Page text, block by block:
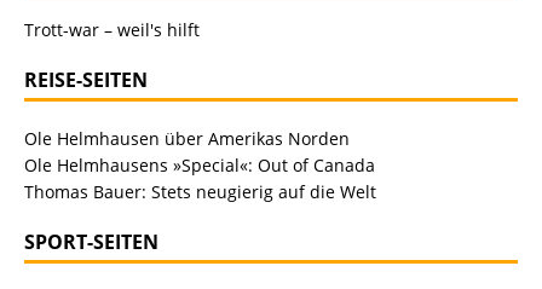
Trott-war – weil's hilft
REISE-SEITEN
Ole Helmhausen über Amerikas Norden
Ole Helmhausens »Special«: Out of Canada
Thomas Bauer: Stets neugierig auf die Welt
SPORT-SEITEN